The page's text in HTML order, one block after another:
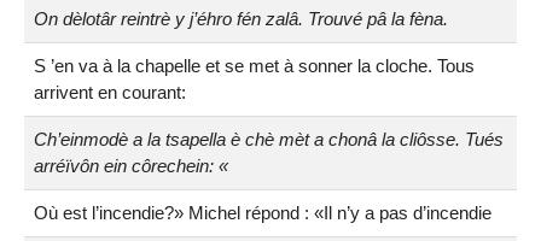
On dèlotâr reintrè y j’éhro fén zalâ. Trouvé pâ la fèna.
S ’en va à la chapelle et se met à sonner la cloche. Tous
arrivent en courant:
Ch’einmodè a la tsapella è chè mèt a chonâ la cliôsse. Tués
arréïvôn ein côrechein: «
Où est l’incendie?» Michel répond : «Il n’y a pas d’incendie